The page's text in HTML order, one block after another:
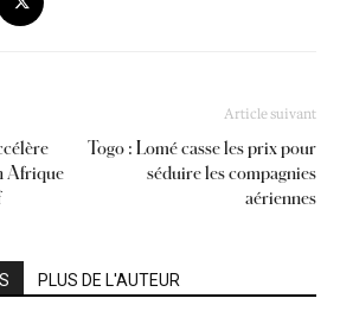
Afrique
Article suivant
Togo : Lomé casse les prix pour
séduire les compagnies
aériennes
PLUS DE L'AUTEUR